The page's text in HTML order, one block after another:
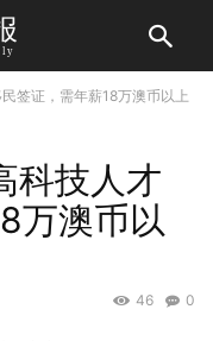
签证，需年薪18万澳币以上
科技人才
万澳币以
0
46